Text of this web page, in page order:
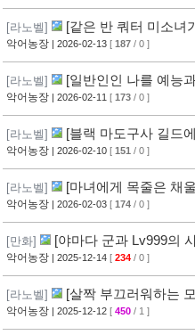
[라노벨]
[같은 반 쿼터 미소녀
에 꼬시고 있었다.] 1권 후기
악어농장 | 2026-02-13 [ 187 / 0 ]
[라노벨]
[일반인인 나를 예능
권 후기
악어농장 | 2026-02-11 [ 173 / 0 ]
[라노벨]
[블랙 마도구사 길드
두어진다] 1권 후기
악어농장 | 2026-02-10 [ 151 / 0 ]
[라노벨] [마녀에게 목줄은 채
악어농장 | 2026-02-03 [ 174 / 0 ]
[만화] [야마다 군과 Lv999의
악어농장 | 2025-12-14 [ 234 / 0 ]
[라노벨]
[살짝 부끄러워하는
공주님] 1권 후기
악어농장 | 2025-12-12 [ 450 / 1 ]